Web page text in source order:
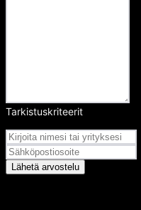
Tarkistuskriteerit
Lähetä arvostelu